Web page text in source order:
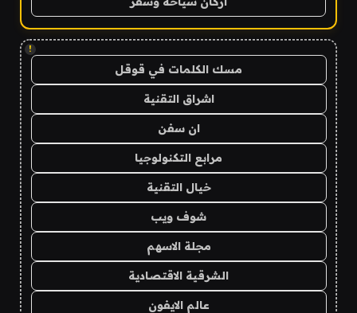
!
مسك الكلمات في قوقل
اشراق التقنية
ان سفن
مرابع التكنولوجيا
خيال التقنية
شوف ويب
مجلة الاسهم
الشرقية الاقتصادية
عالم الايفون